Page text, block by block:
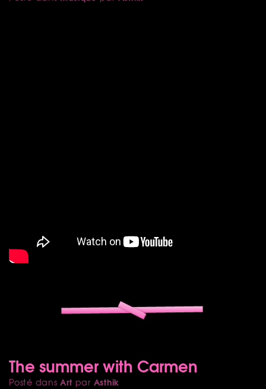
The summer with Carmen
Posté dansArt par Asthik